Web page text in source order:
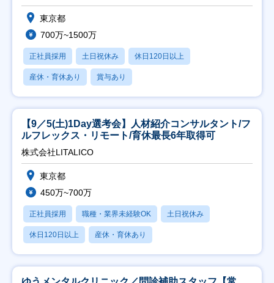
東京都
700万~1500万
正社員採用 土日祝休み 休日120日以上
産休・育休あり 賞与あり
【9／5(土)1Day選考会】人材紹介コンサルタント/フ
ルフレックス・リモート/育休最長6年取得可
株式会社LITALICO
東京都
450万~700万
正社員採用 職種・業界未経験OK 土日祝休み
休日120日以上 産休・育休あり